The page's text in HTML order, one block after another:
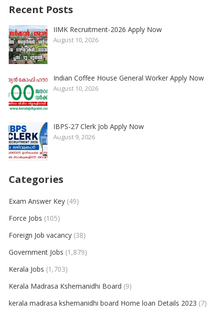
Recent Posts
IIMK Recruitment-2026 Apply Now
August 10, 2026
Indian Coffee House General Worker Apply Now
August 10, 2026
IBPS-27 Clerk Job Apply Now
August 9, 2026
Categories
Exam Answer Key(49)
Force Jobs (105)
Foreign Job vacancy(38)
Government Jobs (1,879)
Kerala Jobs (1,703)
Kerala Madrasa Kshemanidhi Board (9)
kerala madrasa kshemanidhi board Home loan Details 2023 (7)